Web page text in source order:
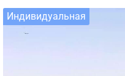
Индивидуальная